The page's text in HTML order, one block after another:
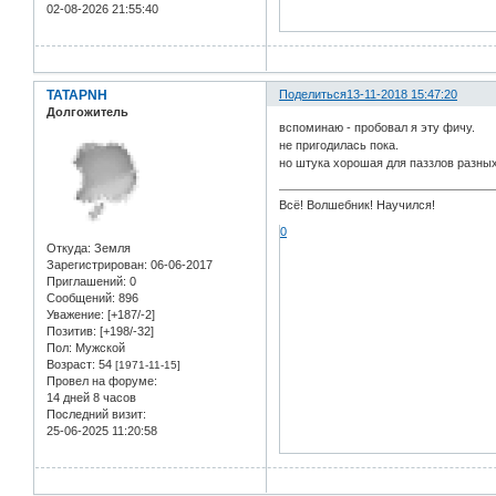
02-08-2026 21:55:40
Поделиться13-11-2018 15:47:20
TATAPNH
Долгожитель
Откуда: Земля
Зарегистрирован: 06-06-2017
Приглашений: 0
Сообщений: 896
Уважение: [+187/-2]
Позитив: [+198/-32]
Пол: Мужской
Возраст: 54 [1971-11-15]
Провел на форуме:
14 дней 8 часов
Последний визит:
25-06-2025 11:20:58
вспоминаю - пробовал я эту фичу.
не пригодилась пока.
но штука хорошая для паззлов
Всё! Волшебник! Научился!
0